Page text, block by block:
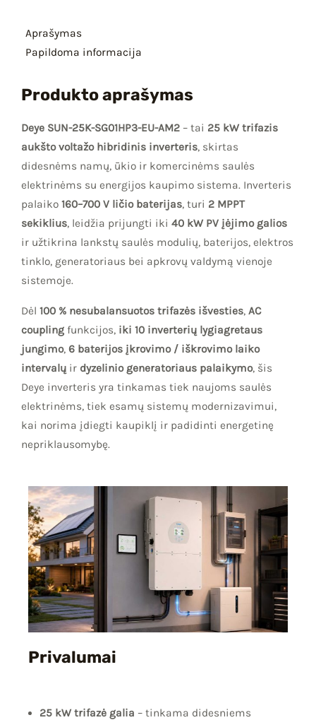
Aprašymas
Papildoma informacija
Produkto aprašymas
Deye SUN-25K-SG01HP3-EU-AM2 – tai 25 kW trifazis
aukšto voltažo hibridinis inverteris, skirtas
didesnėms namų, ūkio ir komercinėms saulės
elektrinėms su energijos kaupimo sistema. Inverteris
palaiko 160–700 V ličio baterijas, turi 2 MPPT
sekiklius, leidžia prijungti iki 40 kW PV įėjimo galios
ir užtikrina lankstų saulės modulių, baterijos, elektros
tinklo, generatoriaus bei apkrovų valdymą vienoje
sistemoje.
Dėl 100 % nesubalansuotos trifazės išvesties, AC
coupling funkcijos, iki 10 inverterių lygiagretaus
jungimo, 6 baterijos įkrovimo / iškrovimo laiko
intervalų ir dyzelinio generatoriaus palaikymo, šis
Deye inverteris yra tinkamas tiek naujoms saulės
elektrinėms, tiek esamų sistemų modernizavimui,
kai norima įdiegti kaupiklį ir padidinti energetinę
nepriklausomybę.
Privalumai
25 kW trifazė galia – tinkama didesniems